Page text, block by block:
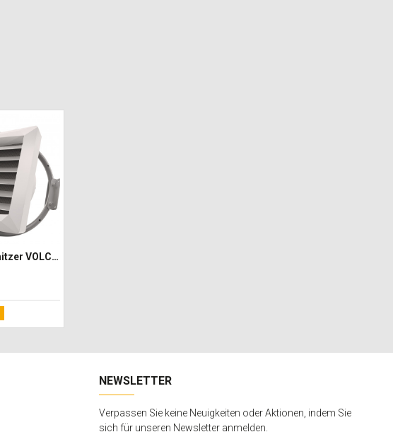
Wasserlufterhitzer VOLCANO VR MINI 3 EC (27kW)
NEWSLETTER
Verpassen Sie keine Neuigkeiten oder Aktionen, indem Sie
sich für unseren Newsletter anmelden.